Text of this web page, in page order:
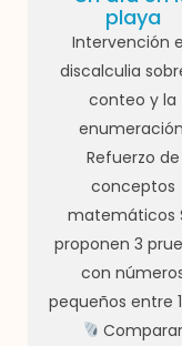
playa
Intervención
discalculia
conteo y la
Refuerzo de
conceptos
matemáticos
proponen 3
con
pequeños entre 1
Comparar